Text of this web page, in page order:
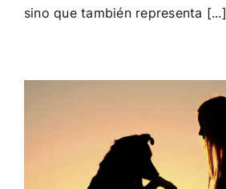
sino que también representa [...]